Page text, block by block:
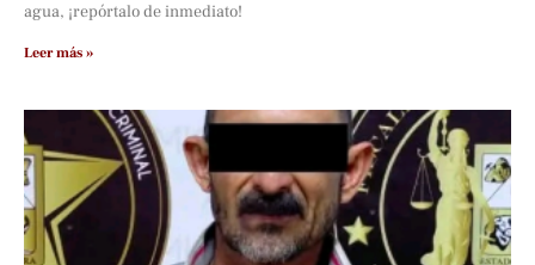
agua, ¡repórtalo de inmediato!
Leer más »